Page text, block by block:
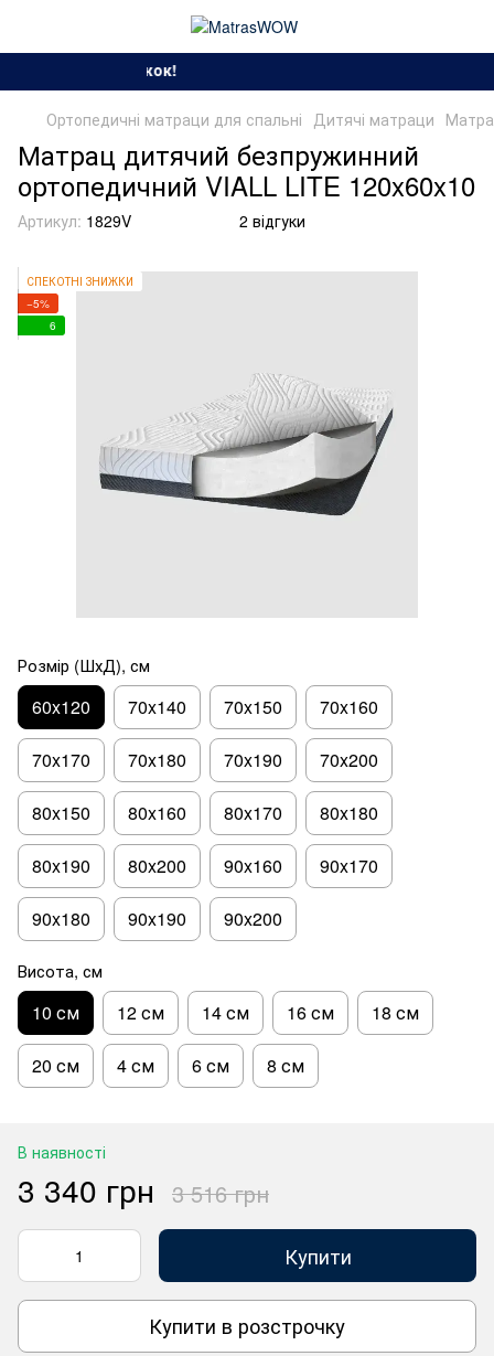
Ортопедичні матраци для спальні Дитячі матраци
Матрац дитячий безпружинний
ортопедичний VIALL LITE 120x60x10
Артикул: 1829V 2 відгуки
СПЕКОТНІ ЗНИЖКИ
−5%
6
Розмір (ШхД), см
60x120 70x140 70x150 70x160
70x170 70x180 70x190 70x200
80x150 80x160 80x170 80x180
80x190 80x200 90x160 90x170
90x180 90x190 90x200
Висота, см
10 см 12 см 14 см 16 см 18 см
20 см 4 см 6 см 8 см
В наявності
3 340 грн 3 516 грн
Купити
Купити в розстрочку